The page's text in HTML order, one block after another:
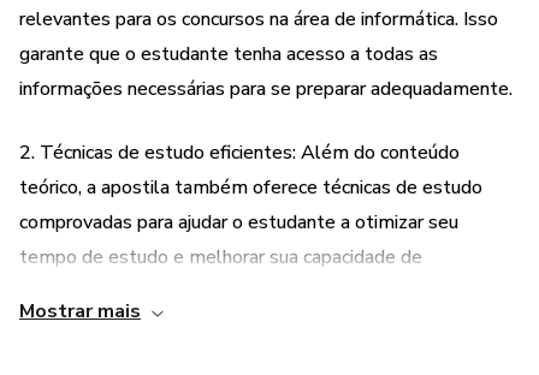
relevantes para os concursos na área de informática. Isso
garante que o estudante tenha acesso a todas as
informações necessárias para se preparar adequadamente.
2. Técnicas de estudo eficientes: Além do conteúdo
teórico, a apostila também oferece técnicas de estudo
comprovadas para ajudar o estudante a otimizar seu
tempo de estudo e melhorar sua capacidade de
uma estratégia de estudo eficiente e aumente suas
Mostrar mais